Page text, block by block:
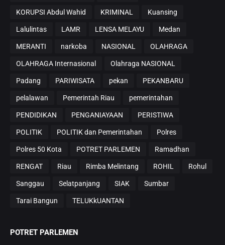
KORUPSI Abdul Wahid KRIMINAL Kuansing
Lalulintas LAMR LENSA MELAYU Medan
MERANTI narkoba NASIONAL OLAHRAGA
OLAHRAGA Internasional Olahraga NASIONAL
Padang PARIWISATA pekan PEKANBARU
pelalawan Pemerintah Riau pemerintahan
PENDIDIKAN PENGANIAYAAN PERISTIWA
POLITIK POLITIK dan Pemerintahan Polres
Polres 50 Kota POTRET PARLEMEN Ramadhan
RENGAT Riau Rimba Melintang ROHIL Rohul
Sanggau Selatpanjang SIAK Sumbar
Tarai Bangun TELUKkUANTAN
POTRET PARLEMEN